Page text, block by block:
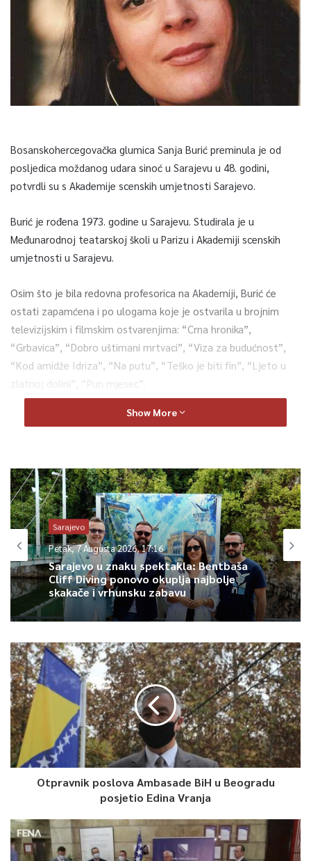
Bosanskohercegovačka glumica Sanja Burić preminula je od
posljedica moždanog udara sinoć u Sarajevu u 48. godini,
potvrdli su s Akademije scenskih umjetnosti Sarajevo.
Burić je rođena 1973. godine u Sarajevu. Studirala je u
Međunarodnoj teatarskoj školi u Parizu i Akademiji scenskih
umjetnosti u Sarajevu.
Osim što je bila redovna profesorica na Akademiji, Burić će
ostati zapamćena i po ulogama koje je ostvarila u brojnim
televizijskim i filmskim ostvarenjima: “Crna hronika”,
“Grbavica”, “Dobro uštimani mrtvaci”, “Viza za budućnost”,
“Kod amidže Idriza”, “Na putu”, “Teško je biti fin”, “Ljeto u
zlatnoj dolini”, “Pun mjesec”.
Ostvarila je značajne uloge i na pozorišnim daskama. O
0
Article Rating
Show More
Sarajevo
Petak, 7 Augusta 2026, 17:16
Sarajevo u znaku spektakla: Bentbaša
Cliff Diving ponovo okuplja najbolje
skakače i vrhunsku zabavu
Otpravnik poslova Ambasade BiH u Beogradu
posjetio Edina Vranja